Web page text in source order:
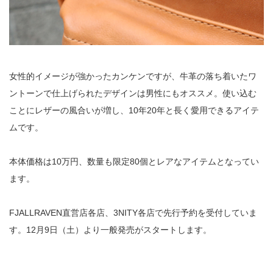
女性的イメージが強かったカンケンですが、牛革の落ち着いたワ
ントーンで仕上げられたデザインは男性にもオススメ。使い込む
ことにレザーの風合いが増し、10年20年と長く愛用できるアイテ
ムです。
本体価格は10万円、数量も限定80個とレアなアイテムとなってい
ます。
FJALLRAVEN直営店各店、3NITY各店で先行予約を受付していま
す。12月9日（土）より一般発売がスタートします。